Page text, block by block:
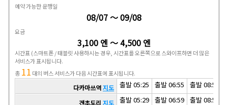
예약 가능한 운행일
08/07 ～ 09/08
요금
3,100 엔 ～ 4,500 엔
시간표 (스마트폰 / 태블릿 사용하시는 경우, 시간표를 오른쪽으로 스와이프하면 더 많은
서비스가 표시됩니다.
총 11 대의 버스 서비스가 다음 시간표에 표시됩니다.
다카마쓰역지도 출발 05:25 출발 06:55 출발 08:55
겐초도리 지도 출발 05:29 출발 06:59 출발 08:59